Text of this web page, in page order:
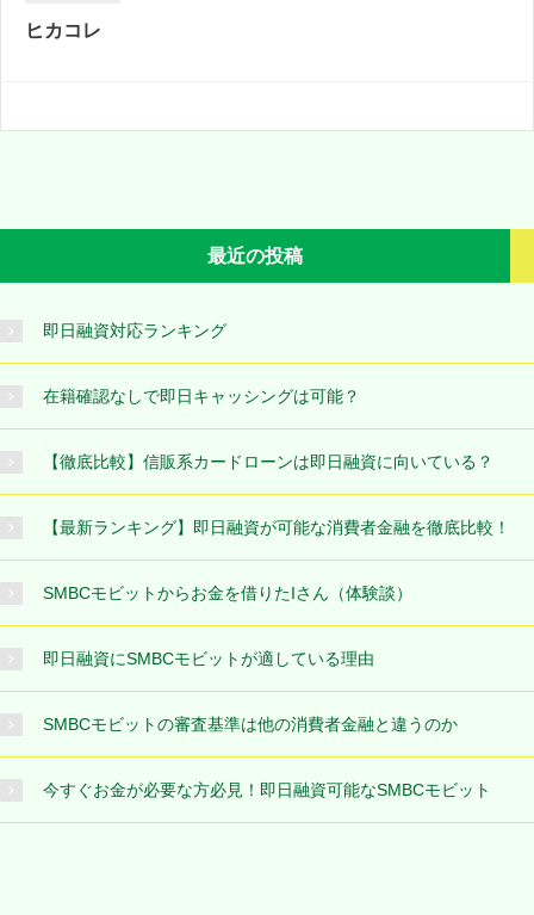
ヒカコレ
最近の投稿
即日融資対応ランキング
在籍確認なしで即日キャッシングは可能？
【徹底比較】信販系カードローンは即日融資に向いている？
【最新ランキング】即日融資が可能な消費者金融を徹底比較！
SMBCモビットからお金を借りたIさん（体験談）
即日融資にSMBCモビットが適している理由
SMBCモビットの審査基準は他の消費者金融と違うのか
今すぐお金が必要な方必見！即日融資可能なSMBCモビット